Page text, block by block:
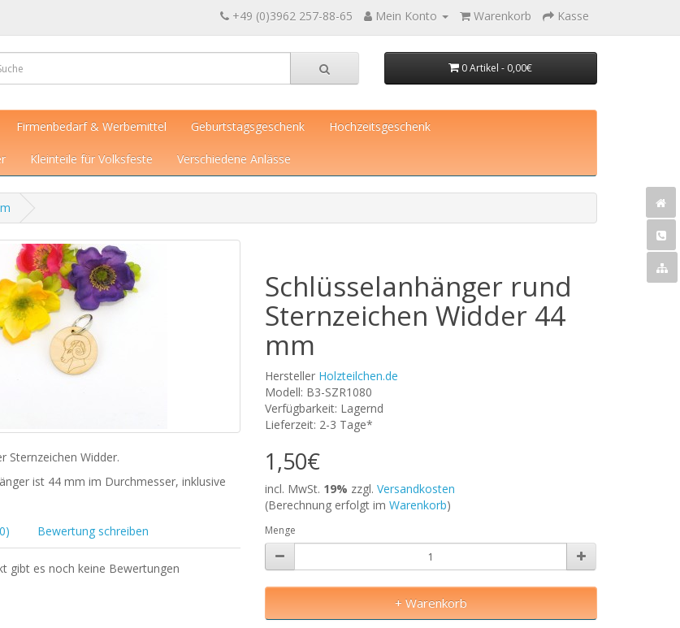
+49 (0)3962 257-88-65 Mein Konto Warenkorb Kasse
0 Artikel - 0,00€
Firmenbedarf & Werbemittel Geburtstagsgeschenk Hochzeitsgeschenk
Kleinteile für Volksfeste Verschiedene Anlässe
Sternzeichen Widder.
ist 44 mm im Durchmesser, inklusive
Bewertung schreiben
gibt es noch keine Bewertungen
Schlüsselanhänger rund
Sternzeichen Widder 44
mm
Hersteller Holzteilchen.de
Modell: B3-SZR1080
Verfügbarkeit: Lagernd
Lieferzeit: 2-3 Tage*
1,50€
incl. MwSt. 19% zzgl.Versandkosten
(Berechnung erfolgt imWarenkorb)
Menge
+ Warenkorb